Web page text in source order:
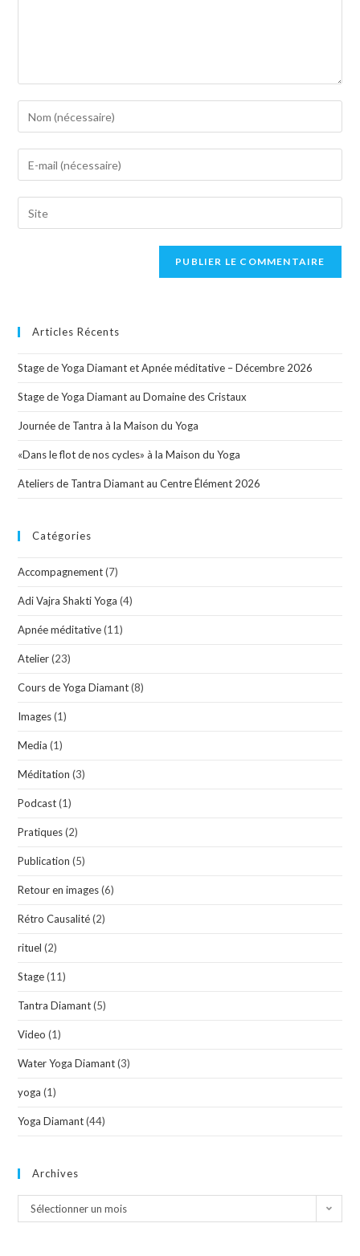
Articles Récents
Stage de Yoga Diamant et Apnée méditative – Décembre 2026
Stage de Yoga Diamant au Domaine des Cristaux
Journée de Tantra à la Maison du Yoga
«Dans le flot de nos cycles» à la Maison du Yoga
Ateliers de Tantra Diamant au Centre Élément 2026
Catégories
Accompagnement (7)
Adi Vajra Shakti Yoga (4)
Apnée méditative (11)
Atelier (23)
Cours de Yoga Diamant (8)
Images (1)
Media (1)
Méditation (3)
Podcast (1)
Pratiques (2)
Publication (5)
Retour en images (6)
Rétro Causalité (2)
rituel (2)
Stage (11)
Tantra Diamant (5)
Video (1)
Water Yoga Diamant (3)
yoga (1)
Yoga Diamant (44)
Archives
Sélectionner un mois